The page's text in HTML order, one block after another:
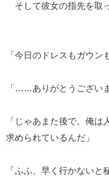
そして彼女の指先を取っ
「今日のドレスもガウン
「……ありがとうござい
「じゃあまた後で。俺
求められているんだ」
「ふふ、早く行かないと